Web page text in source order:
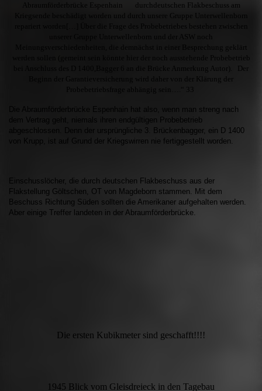
Abraumförderbrücke Espenhain durchdeutschen Flakbeschuss am
Kriegsende beschädigt worden und durch unsere Gruppe Unterwellenborn
Meinungsverschiedenheiten, die demnächst in einer Besprechung geklärt
werden sollen (gemeint sein könnte hier der noch ausstehende Probebetrieb
bei Anschluss des D 1400,Bagger 6 an die Brücke Anmerkung Autor). Der
Beginn der Garantieversicherung wird daher von der Klärung der
Die Abraumförderbrücke Espenhain hat also, wenn man streng nach
dem Vertrag geht, niemals ihren endgültigen Probebetrieb
abgeschlossen. Denn der ursprüngliche 3. Brückenbagger, ein D 1400
von Krupp, ist auf Grund der Kriegswirren nie fertiggestellt worden.
Einschusslöcher, die durch deutschen Flakbeschuss aus der
Flakstellung Göltschen, OT von Magdeborn stammen. Mit dem
Beschuss Richtung Süden sollten die Amerikaner aufgehalten werden.
Aber einige Treffer landeten in der Abraumförderbrücke.
Die ersten Kubikmeter sind geschafft!!!!
1945 Blick vom Gleisdreieck in den Tagebau